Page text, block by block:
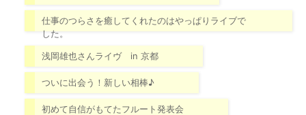
仕事のつらさを癒してくれたのはやっぱりライブで
した。
浅岡雄也さんライヴ in 京都
ついに出会う！新しい相棒♪
初めて自信がもてたフルート発表会